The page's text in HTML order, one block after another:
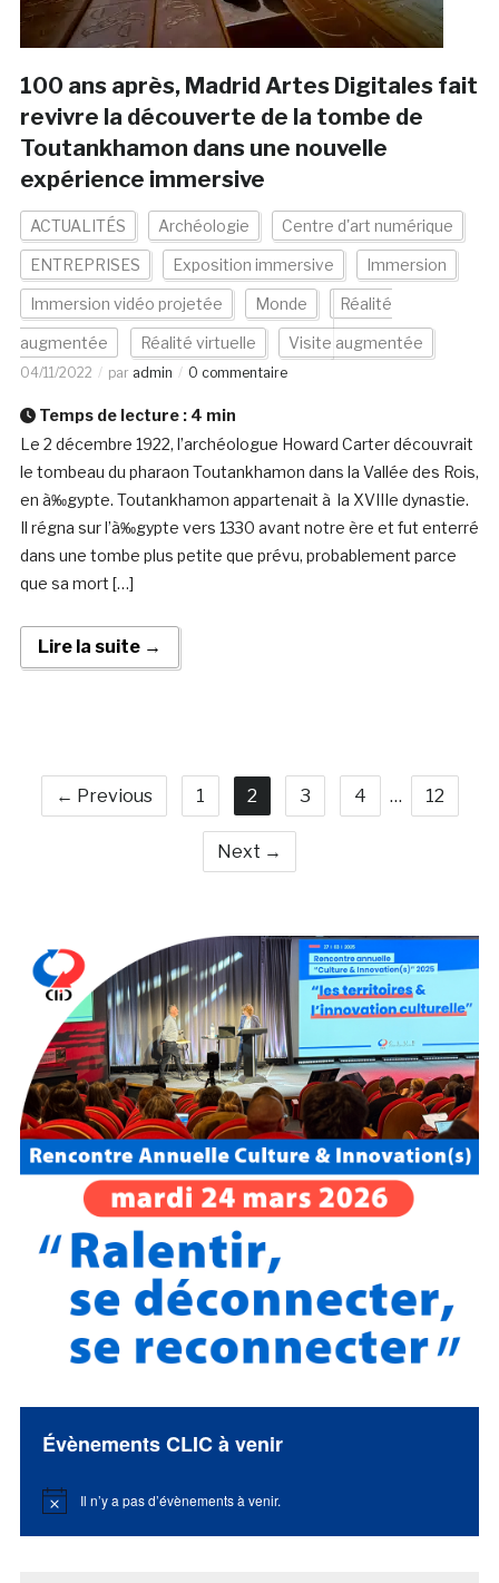
100 ans après, Madrid Artes Digitales fait
revivre la découverte de la tombe de
Toutankhamon dans une nouvelle
expérience immersive
ACTUALITÉS Archéologie Centre d'art numérique
ENTREPRISES Exposition immersive Immersion
Immersion vidéo projetée Monde Réalité
augmentée Réalité virtuelle Visite augmentée
04/11/2022 par admin 0 commentaire
Temps de lecture : 4 min
Le 2 décembre 1922, l’archéologue Howard Carter découvrait
le tombeau du pharaon Toutankhamon dans la Vallée des Rois,
en à‰gypte. Toutankhamon appartenait à la XVIIIe dynastie.
Il régna sur l’à‰gypte vers 1330 avant notre ère et fut enterré
dans une tombe plus petite que prévu, probablement parce
que sa mort […]
Lire la suite →
← Previous 1 2 3 4 … 12
Next →
Évènements CLIC à venir
Notice Il n’y a pas d’évènements à venir.